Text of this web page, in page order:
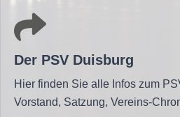
Der PSV Duisburg
Hier finden Sie alle Infos zum
Vorstand, Satzung, Vereins-